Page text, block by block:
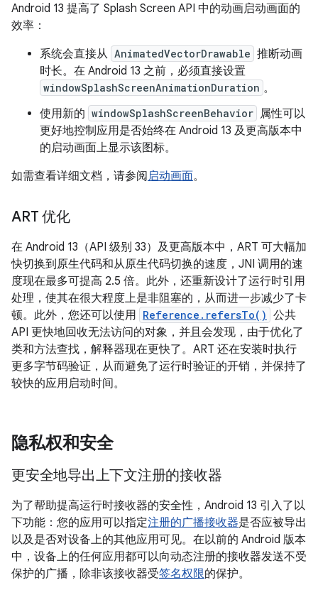
Android 13 提高了 Splash Screen API 中的动画启动画面的
效率：
系统会直接从 AnimatedVectorDrawable 推断动画
时长。在 Android 13 之前，必须直接设置
windowSplashScreenAnimationDuration 。
使用新的 windowSplashScreenBehavior 属性可以
更好地控制应用是否始终在 Android 13 及更高版本中
的启动画面上显示该图标。
如需查看详细文档，请参阅启动画面。
ART 优化
在 Android 13（API 级别 33）及更高版本中，ART 可大幅加
快切换到原生代码和从原生代码切换的速度，JNI 调用的速
度现在最多可提高 2.5 倍。此外，还重新设计了运行时引用
处理，使其在很大程度上是非阻塞的，从而进一步减少了卡
顿。此外，您还可以使用 Reference.refersTo() 公共
API 更快地回收无法访问的对象，并且会发现，由于优化了
类和方法查找，解释器现在更快了。ART 还在安装时执行
更多字节码验证，从而避免了运行时验证的开销，并保持了
较快的应用启动时间。
隐私权和安全
更安全地导出上下文注册的接收器
为了帮助提高运行时接收器的安全性，Android 13 引入了以
下功能：您的应用可以指定注册的广播接收器是否应被导出
以及是否对设备上的其他应用可见。在以前的 Android 版本
中，设备上的任何应用都可以向动态注册的接收器发送不受
保护的广播，除非该接收器受签名权限的保护。